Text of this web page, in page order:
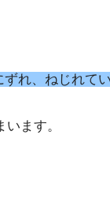
れ、ねじれてい
ます。